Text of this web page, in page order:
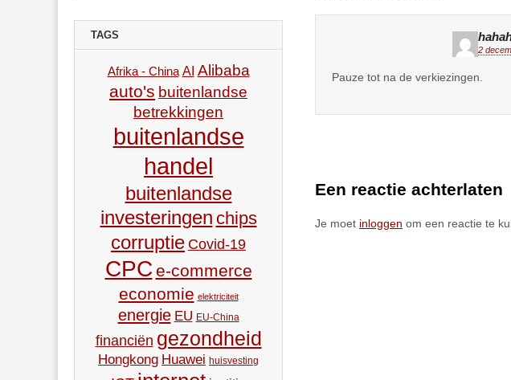
2
Pauze tot na de verkiezingen.
Een reactie achterlaten
Je moet inloggen om een reactie te
TAGS
Afrika - China AI Alibaba
auto's buitenlandse
betrekkingen
buitenlandse
handel
buitenlandse
investeringen chips
corruptie Covid-19
CPC e-commerce
economie elektriciteit
energie EU EU-China
financiën gezondheid
Hongkong Huawei huisvesting